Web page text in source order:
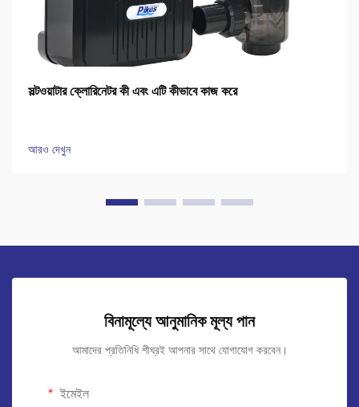
সল্টওয়াটার ক্লোরিনেটর কী এবং এটি কীভাবে কাজ করে
আরও দেখুন
বিনামূল্যে আনুমানিক মূল্য পান
আমাদের প্রতিনিধি শীঘ্রই আপনার সাথে যোগাযোগ করবেন।
ইমেইল